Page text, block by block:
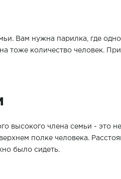
Вам нужна парилка, где
тоже количество человек.
высокого члена семьи - это
полке человека.
было сидеть.